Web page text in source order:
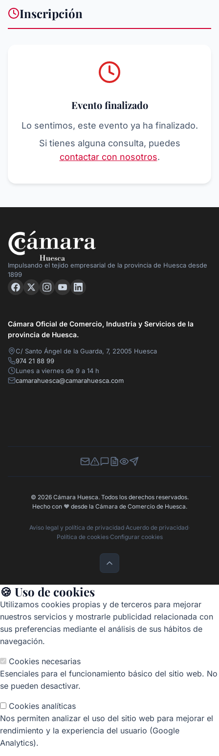
Inscripción
Evento finalizado
Lo sentimos, este evento ya ha finalizado.
Si tienes alguna consulta, puedes
contactar con nosotros.
Impulsando el tejido empresarial de la provincia de Huesca desde
1899
Cámara Oficial de Comercio, Industria y Servicios de la
provincia de Huesca.
C/ Santo Ángel de la Guarda, 7, 22005 Huesca
974 21 88 99
Lunes a viernes de 9 a 14 h
camarahuesca@camarahuesca.com
Newsletter
Canal de Denuncias
Buzón de Sugerencias
Perfil Contratante
Ley de Transparencia
Contacta con nosotros
© 2026 Cámara Huesca. Todos los derechos reservados.
Hecho con ❤️desde la Cámara de Comercio de Huesca.
Aviso legal y política de privacidad·Acuerdo de privacidad·
Política de cookies·Configurar cookies
🍪 Uso de cookies
Utilizamos cookies propias y de terceros para mejorar
nuestros servicios y mostrarle publicidad relacionada con
sus preferencias mediante el análisis de sus hábitos de
navegación.
Cookies necesarias
Esenciales para el funcionamiento básico del sitio web. No
se pueden desactivar.
Cookies analíticas
Nos permiten analizar el uso del sitio web para mejorar el
rendimiento y la experiencia del usuario (Google
Analytics).